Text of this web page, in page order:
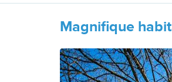
Magnifique